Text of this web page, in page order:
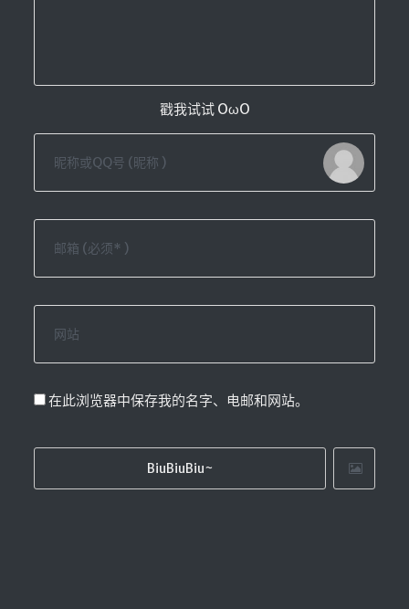
戳我试试 OωO
在此浏览器中保存我的名字、电邮和网站。
Beats Per Minute
📕学习
知乎付费文章
Markdown学习
LaTeX公式编辑器
Mathlab教学
乐理学习
VIP资源下载
发现中国